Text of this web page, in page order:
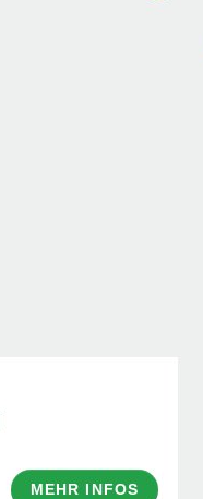
MEHR INFOS